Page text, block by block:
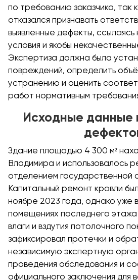
по требованию заказчика, так
отказался признавать
выявленные дефекты, ссылаясь
условия и якобы
Экспертиза должна была
повреждений, определить
устранению и оценить
работ нормативным
Исходные данные
Здание площадью 4 300 м²
Владимира и использовалось
отделением государственной
Капитальный ремонт кровли
ноябре 2023 года, однако уже
помещениях последнего этажа
влаги и вздутия потолочного
зафиксировал протечки и
независимую экспертную
проведения обследования и
официального заключения для